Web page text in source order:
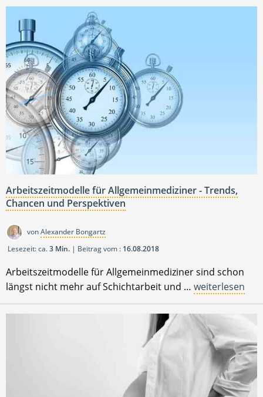
Arbeitszeitmodelle für Allgemeinmediziner - Trends,
Chancen und Perspektiven
vonAlexander Bongartz
Lesezeit: ca.3 Min. | Beitrag vom : 16.08.2018
Arbeitszeitmodelle für Allgemeinmediziner sind schon
längst nicht mehr auf Schichtarbeit und … weiterlesen